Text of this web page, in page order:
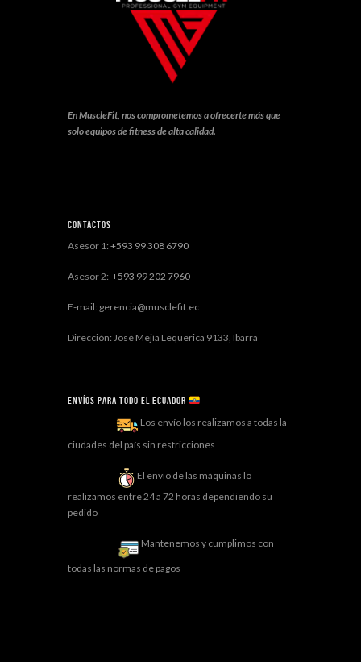
En MuscleFit, nos comprometemos a ofrecerte más que
solo equipos de fitness de alta calidad.
Contactos
Asesor 1: +593 99 308 6790
Asesor 2: +593 99 202 7960
E-mail: gerencia@musclefit.ec
Dirección: José Mejía Lequerica 9133, Ibarra
Envíos para todo el ECUADOR
Los envío los realizamos a todas la
ciudades del país sin restricciones
El envío de las máquinas lo
realizamos entre 24 a 72 horas dependiendo su
pedido
Mantenemos y cumplimos con
todas las normas de pagos